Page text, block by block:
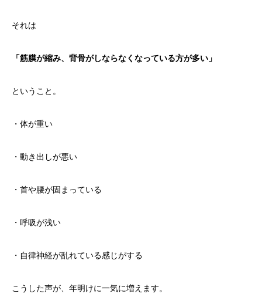
それは
「筋膜が縮み、背骨がしならなくなっている方が多い」
ということ。
・体が重い
・動き出しが悪い
・首や腰が固まっている
・呼吸が浅い
・自律神経が乱れている感じがする
こうした声が、年明けに一気に増えます。